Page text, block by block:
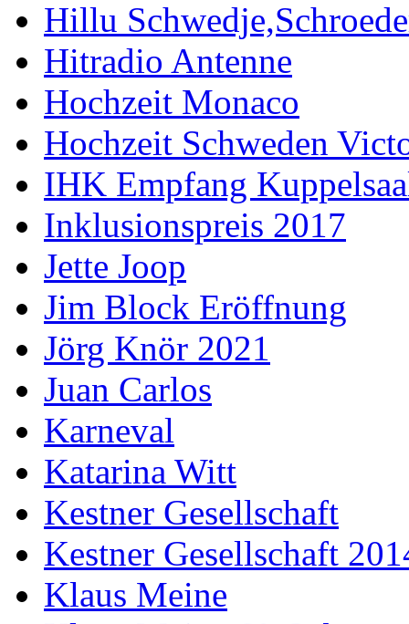
Hillu
Hitradio Antenne
Hochzeit Monaco
Hochzeit Schweden
IHK Empfang
Inklusionspreis 2017
Jette Joop
Jim Block Eröffnung
Jörg Knör 2021
Juan Carlos
Karneval
Katarina Witt
Kestner Gesellschaft
Kestner Gesellschaft
Klaus Meine